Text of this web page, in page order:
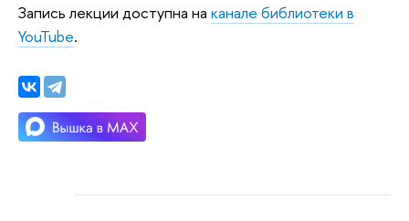
Запись лекции доступна на канале библиотеки в
YouTube.